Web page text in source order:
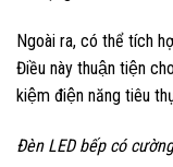
Ngoài ra, có thể tích
Điều này thuận tiện
kiệm điện năng tiêu
Đèn LED bếp có